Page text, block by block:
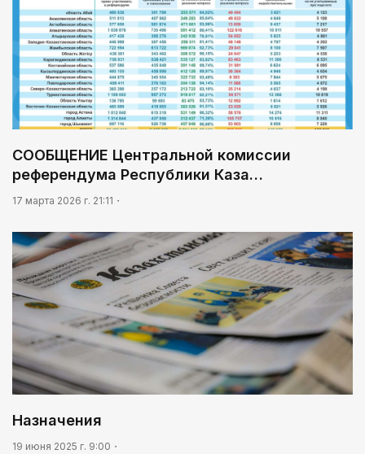
СООБЩЕНИЕ Центральной комиссии
референдума Республики Каза…
17 марта 2026 г. 21:11
Назначения
19 июня 2025 г. 9:00